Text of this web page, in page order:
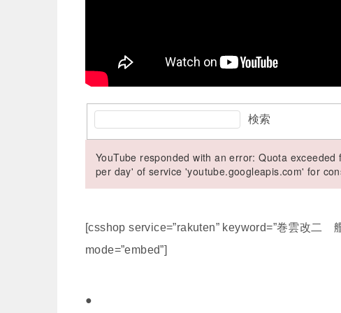
検索
YouTube responded with an error: Quota
per day' of service 'youtube.googleapis.com' for
[csshop service=”rakuten” keyword=”巻雲改二
mode=”embed”]
●